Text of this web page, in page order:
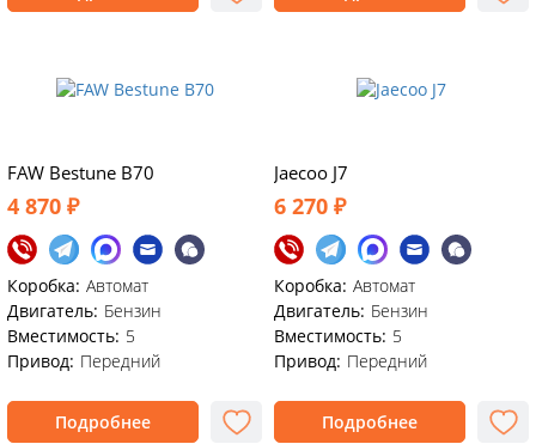
FAW Bestune B70
4 870 ₽
Коробка: Автомат
Двигатель: Бензин
Вместимость: 5
Привод: Передний
Подробнее
Jaecoo J7
6 270 ₽
Коробка: Автомат
Двигатель: Бензин
Вместимость: 5
Привод: Передний
Подробнее